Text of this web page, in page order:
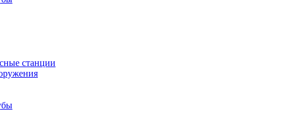
станции